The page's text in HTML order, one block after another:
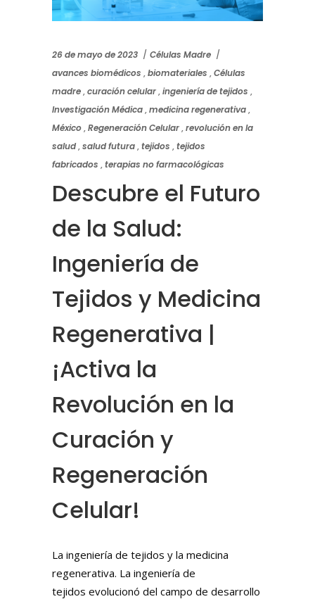
26 de mayo de 2023
Células Madre
avances biomédicos ,biomateriales ,Células
madre,curación celular,ingeniería de tejidos ,
Investigación Médica,medicina regenerativa,
México,Regeneración Celular,revolución en la
salud,salud futura,tejidos ,tejidos
fabricados ,terapias no farmacológicas
Descubre el Futuro
de la Salud:
Ingeniería de
Tejidos y Medicina
Regenerativa |
¡Activa la
Revolución en la
Curación y
Regeneración
Celular!
La ingeniería de tejidos y la medicina
regenerativa. La ingeniería de
tejidos evolucionó del campo de desarrollo